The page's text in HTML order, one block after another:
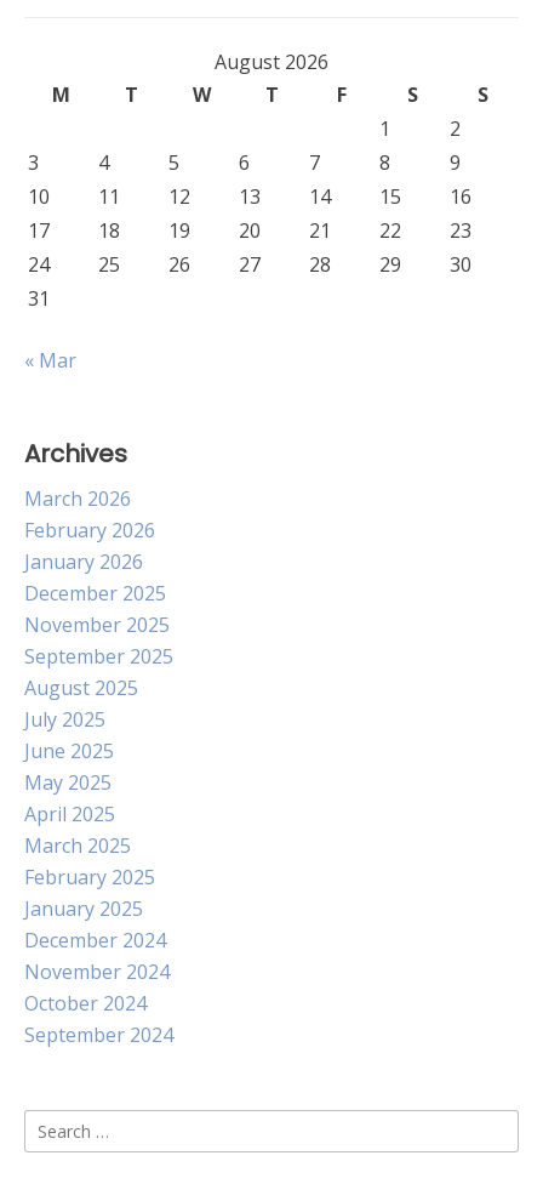
August 2026
M
T W T F S
S
1
2
3
4 5 6 7 8
9
10
11 12 13 14 15
16
17
18 19 20 21 22
23
24
25 26 27 28 29
30
31
« Mar
Archives
March 2026
February 2026
January 2026
December 2025
November 2025
September 2025
August 2025
July 2025
June 2025
May 2025
April 2025
March 2025
February 2025
January 2025
December 2024
November 2024
October 2024
September 2024
Search
for: